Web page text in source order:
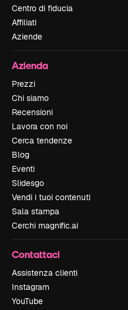
Centro di fiducia
Affiliati
Aziende
Azienda
Prezzi
Chi siamo
Recensioni
Lavora con noi
Cerca tendenze
Blog
Eventi
Slidesgo
Vendi i tuoi contenuti
Sala stampa
Cerchi magnific.ai
Contattaci
Assistenza clienti
Instagram
YouTube